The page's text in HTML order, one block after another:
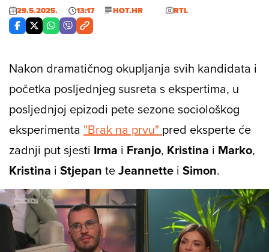
29.5.2025. 13:17 HOT.HR RTL
Nakon dramatičnog okupljanja svih kandidata i
početka posljednjeg susreta s ekspertima, u
posljednjoj epizodi pete sezone sociološkog
eksperimenta "Brak na prvu" pred eksperte će
zadnji put sjesti Irma i Franjo, Kristina i Marko,
Kristina i Stjepan teJeannette i Simon.